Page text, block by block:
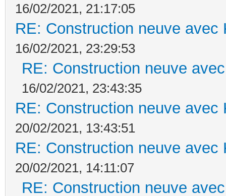
16/02/2021, 21:17:05
RE: Construction neuve avec
16/02/2021, 23:29:53
RE: Construction neuve
16/02/2021, 23:43:35
RE: Construction neuve avec
20/02/2021, 13:43:51
RE: Construction neuve avec
20/02/2021, 14:11:07
RE: Construction neuve